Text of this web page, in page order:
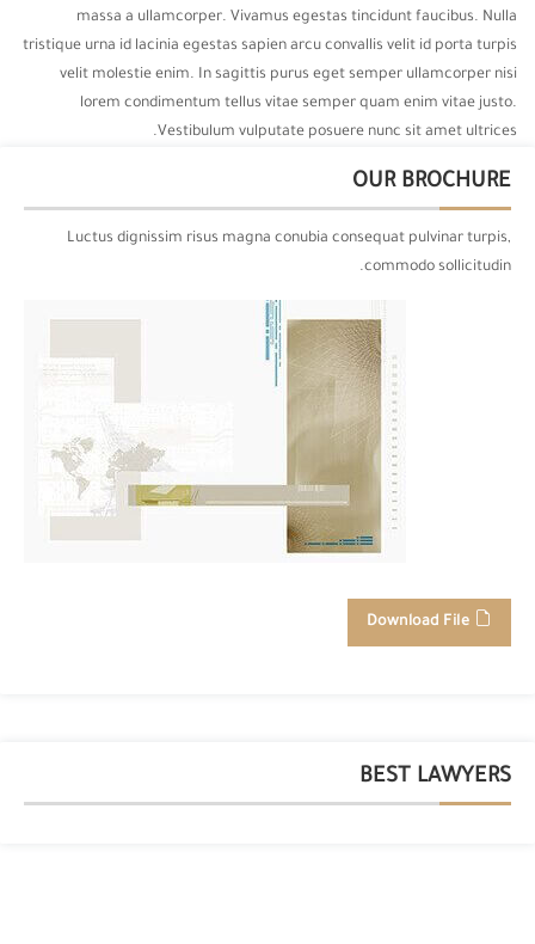
massa a ullamcorper. Vivamus egestas tincidunt faucibus. Nulla
tristique urna id lacinia egestas sapien arcu convallis velit id porta turpis
velit molestie enim. In sagittis purus eget semper ullamcorper nisi
lorem condimentum tellus vitae semper quam enim vitae justo.
Vestibulum vulputate posuere nunc sit amet ultrices.
OUR BROCHURE
Luctus dignissim risus magna conubia consequat pulvinar turpis,
commodo sollicitudin.
BEST LAWYERS